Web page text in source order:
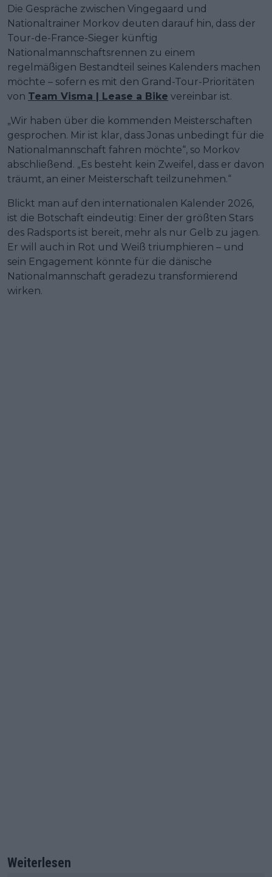
Die Gespräche zwischen Vingegaard und
Nationaltrainer Morkov deuten darauf hin, dass der
Tour-de-France-Sieger künftig
Nationalmannschaftsrennen zu einem
regelmäßigen Bestandteil seines Kalenders machen
möchte – sofern es mit den Grand-Tour-Prioritäten
von Team Visma | Lease a Bike vereinbar ist.
„Wir haben über die kommenden Meisterschaften
gesprochen. Mir ist klar, dass Jonas unbedingt für die
Nationalmannschaft fahren möchte“, so Morkov
abschließend. „Es besteht kein Zweifel, dass er davon
träumt, an einer Meisterschaft teilzunehmen.“
Blickt man auf den internationalen Kalender 2026,
ist die Botschaft eindeutig: Einer der größten Stars
des Radsports ist bereit, mehr als nur Gelb zu jagen.
Er will auch in Rot und Weiß triumphieren – und
sein Engagement könnte für die dänische
Nationalmannschaft geradezu transformierend
wirken.
Weiterlesen